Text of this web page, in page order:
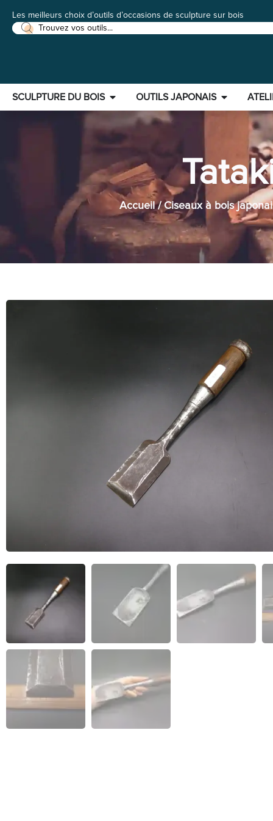
Les meilleurs choix d’outils d’occasions de sculpture sur bois
SCULPTURE DU BOIS OUTILS JAPONAIS
Accueil/Ciseaux à bois